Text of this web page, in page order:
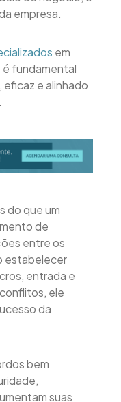
empresa.
em
é fundamental
eficaz e alinhado
do que um
de
entre os
estabelecer
entrada e
ele
da
bem
suas